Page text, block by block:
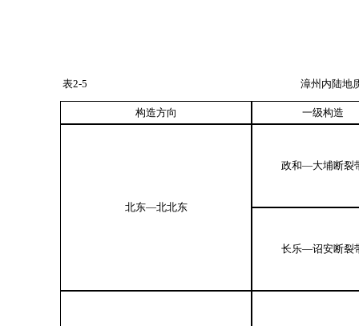
表2-5 漳州内陆地
构造方向 一级构造
北东—北北东
政和—大埔断裂
长乐—诏安断裂